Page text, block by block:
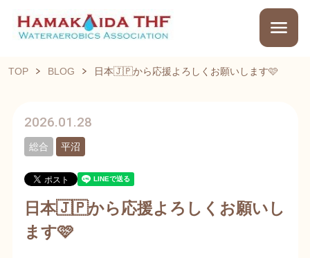
TOP BLOG 日本🇯🇵から応援よろしくお願いします🩷
2026.01.28
総合 平沼
日本🇯🇵から応援よろしくお願いし
ます🩷